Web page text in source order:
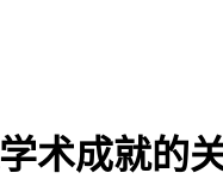
术成就的关